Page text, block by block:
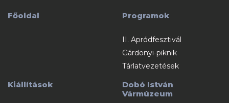
Főoldal Programok
II. Apródfesztivál
Gárdonyi-piknik
Tárlatvezetések
Kiállítások
Dobó István
Vármúzeum